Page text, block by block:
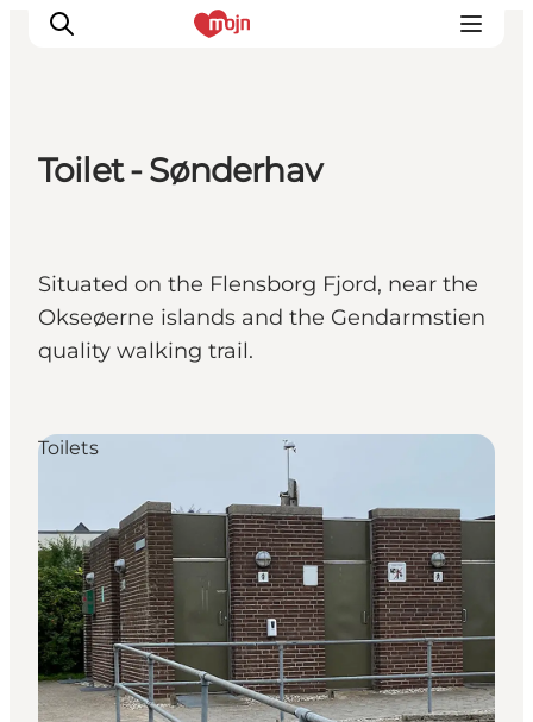
Events
Accommodaties
Plan je reis
Booking
Toilet - Sønderhav
Situated on the Flensborg Fjord, near the
Okseøerne islands and the Gendarmstien
quality walking trail.
Toilets